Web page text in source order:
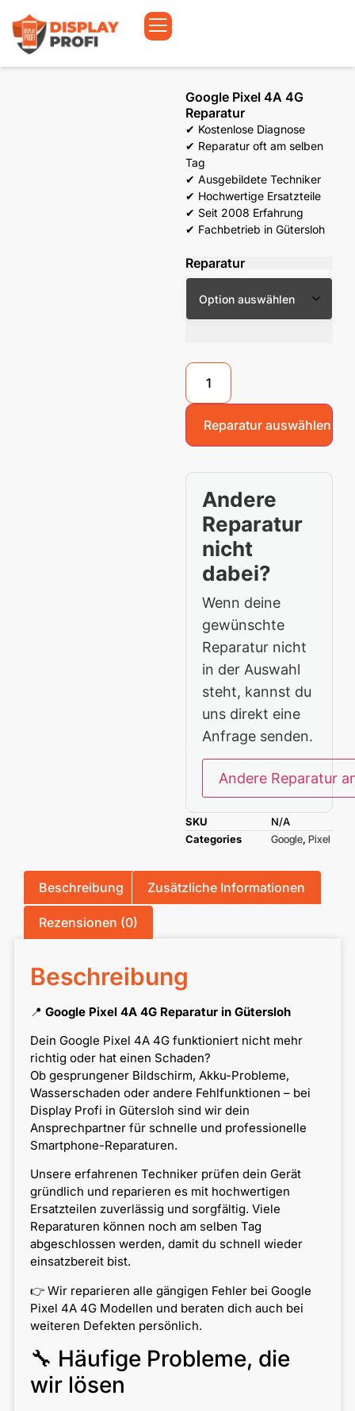
Google Pixel 4A 4G
Reparatur
✔ Kostenlose Diagnose
✔ Reparatur oft am selben
Tag
✔ Ausgebildete Techniker
✔ Hochwertige Ersatzteile
✔ Seit 2008 Erfahrung
✔ Fachbetrieb in Gütersloh
Reparatur
Reparatur auswählen
Andere
Reparatur
nicht
dabei?
Wenn deine
gewünschte
Reparatur nicht
in der Auswahl
steht, kannst du
uns direkt eine
Anfrage senden.
Andere Reparatur
SKU
N/A
Categories
Google, Pixel
Beschreibung Zusätzliche Informationen
Rezensionen (0)
Beschreibung
📍 Google Pixel 4A 4G Reparatur in Gütersloh
Dein Google Pixel 4A 4G funktioniert nicht mehr
richtig oder hat einen Schaden?
Ob gesprungener Bildschirm, Akku-Probleme,
Wasserschaden oder andere Fehlfunktionen – bei
Display Profi in Gütersloh sind wir dein
Ansprechpartner für schnelle und professionelle
Smartphone-Reparaturen.
Unsere erfahrenen Techniker prüfen dein Gerät
gründlich und reparieren es mit hochwertigen
Ersatzteilen zuverlässig und sorgfältig. Viele
Reparaturen können noch am selben Tag
abgeschlossen werden, damit du schnell wieder
einsatzbereit bist.
👉 Wir reparieren alle gängigen Fehler bei Google
Pixel 4A 4G Modellen und beraten dich auch bei
weiteren Defekten persönlich.
🔧 Häufige Probleme, die
wir lösen